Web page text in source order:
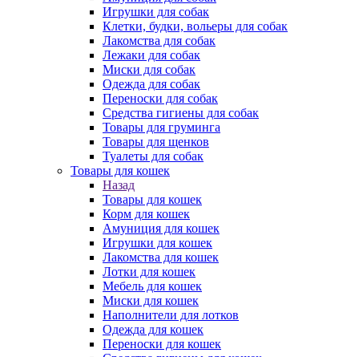
Игрушки для собак
Клетки, будки, вольеры для собак
Лакомства для собак
Лежаки для собак
Миски для собак
Одежда для собак
Переноски для собак
Средства гигиены для собак
Товары для груминга
Товары для щенков
Туалеты для собак
Товары для кошек
Назад
Товары для кошек
Корм для кошек
Амуниция для кошек
Игрушки для кошек
Лакомства для кошек
Лотки для кошек
Мебель для кошек
Миски для кошек
Наполнители для лотков
Одежда для кошек
Переноски для кошек